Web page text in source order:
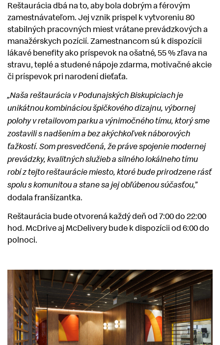
Reštaurácia dbá na to, aby bola dobrým a férovým
zamestnávateľom. Jej vznik prispel k vytvoreniu 80
stabilných pracovných miest vrátane prevádzkových a
manažérskych pozícií. Zamestnancom sú k dispozícii
lákavé benefity ako príspevok na ošatné, 55 % zľava na
stravu, teplé a studené nápoje zdarma, motivačné akcie
či príspevok pri narodení dieťaťa.
„Naša reštaurácia v Podunajských Biskupiciach je
unikátnou kombináciou špičkového dizajnu, výbornej
polohy v retailovom parku a výnimočného tímu, ktorý sme
zostavili s nadšením a bez akýchkoľvek náborových
ťažkostí. Som presvedčená, že práve spojenie modernej
prevádzky, kvalitných služieb a silného lokálneho tímu
robí z tejto reštaurácie miesto, ktoré bude prirodzene rásť
spolu s komunitou a stane sa jej obľúbenou súčasťou,”
dodala franšízantka.
Reštaurácia bude otvorená každý deň od 7:00 do 22:00
hod. McDrive aj McDelivery bude k dispozícii od 6:00 do
polnoci.